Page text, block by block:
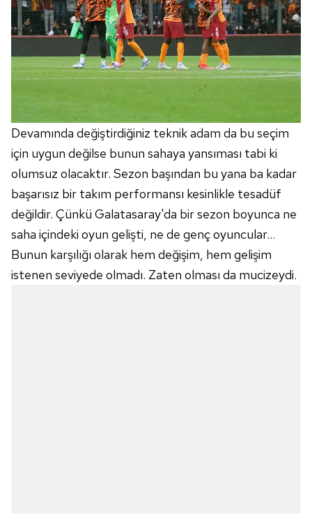
Devamında değiştirdiğiniz teknik adam da bu seçim
için uygun değilse bunun sahaya yansıması tabi ki
olumsuz olacaktır. Sezon başından bu yana ba kadar
başarısız bir takım performansı kesinlikle tesadüf
değildir. Çünkü Galatasaray'da bir sezon boyunca ne
saha içindeki oyun gelişti, ne de genç oyuncular…
Bunun karşılığı olarak hem değişim, hem gelişim
istenen seviyede olmadı. Zaten olması da mucizeydi.